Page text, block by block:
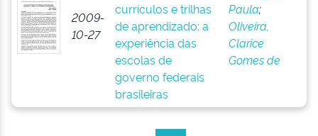
2009-
10-27
currículos e trilhas
de aprendizado: a
experiência das
escolas de
governo federais
brasileiras
Paula;
Oliveira,
Clarice
Gomes de